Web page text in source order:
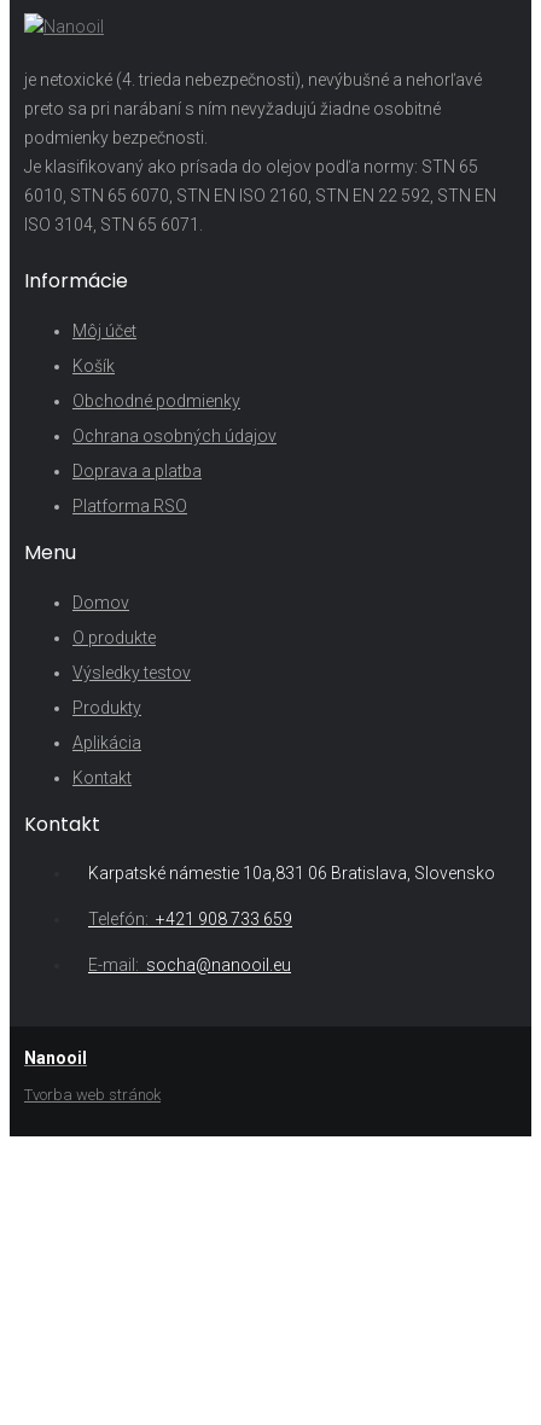
je netoxické (4. trieda nebezpečnosti), nevýbušné a nehorľavé
preto sa pri narábaní s ním nevyžadujú žiadne osobitné
podmienky bezpečnosti.
Je klasifikovaný ako prísada do olejov podľa normy: STN 65
6010, STN 65 6070, STN EN ISO 2160, STN EN 22 592, STN EN
ISO 3104, STN 65 6071.
Informácie
Môj účet
Košík
Obchodné podmienky
Ochrana osobných údajov
Doprava a platba
Platforma RSO
Menu
Domov
O produkte
Výsledky testov
Produkty
Aplikácia
Kontakt
Kontakt
Karpatské námestie 10a,831 06 Bratislava, Slovensko
Telefón: +421 908 733 659
E-mail: socha@nanooil.eu
Nanooil
Tvorba web stránok